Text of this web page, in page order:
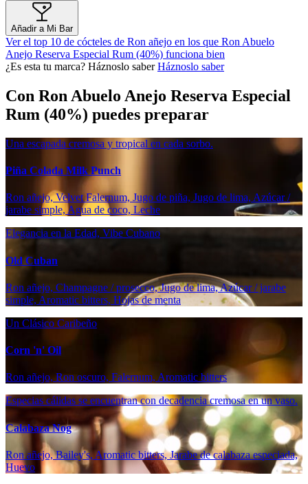
Añadir a Mi Bar
Ver el top 10 de cócteles de Ron añejo en los que Ron Abuelo
Anejo Reserva Especial Rum (40%) funciona bien
¿Es esta tu marca? Háznoslo saberHáznoslo saber
Con Ron Abuelo Anejo Reserva Especial
Rum (40%) puedes preparar
Una escapada cremosa y tropical en cada sorbo.
Piña Colada Milk Punch
Ron añejo, Velvet Falernum, Jugo de piña, Jugo de lima, Azúcar /
jarabe simple, Agua de coco, Leche
Elegancia en la Edad, Vibe Cubano
Old Cuban
Ron añejo, Champagne / prosecco, Jugo de lima, Azúcar / jarabe
simple, Aromatic bitters, Hojas de menta
Un Clásico Caribeño
Corn 'n' Oil
Ron añejo, Ron oscuro, Falernum, Aromatic bitters
Especias cálidas se encuentran con decadencia cremosa en un vaso.
Calabaza Nog
Ron añejo, Bailey's, Aromatic bitters, Jarabe de calabaza especiada,
Huevo